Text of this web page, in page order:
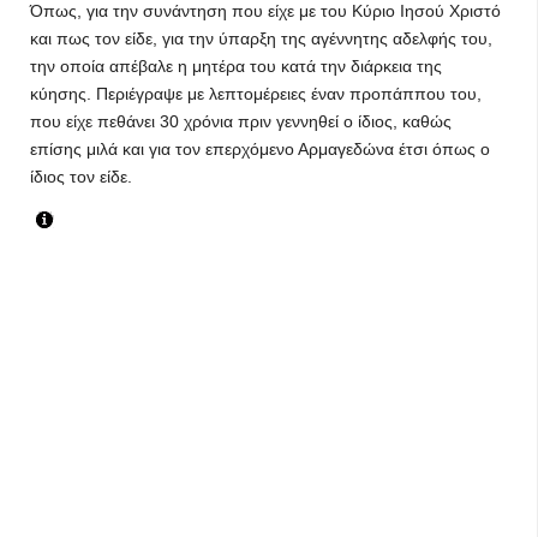
Όπως, για την συνάντηση που είχε με του Κύριο Ιησού Χριστό
και πως τον είδε, για την ύπαρξη της αγέννητης αδελφής του,
την οποία απέβαλε η μητέρα του κατά την διάρκεια της
κύησης. Περιέγραψε με λεπτομέρειες έναν προπάππου του,
που είχε πεθάνει 30 χρόνια πριν γεννηθεί ο ίδιος, καθώς
επίσης μιλά και για τον επερχόμενο Αρμαγεδώνα έτσι όπως ο
ίδιος τον είδε.